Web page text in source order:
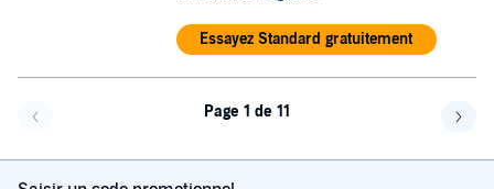
Essayez Standard gratuitement
Page 1 de 11